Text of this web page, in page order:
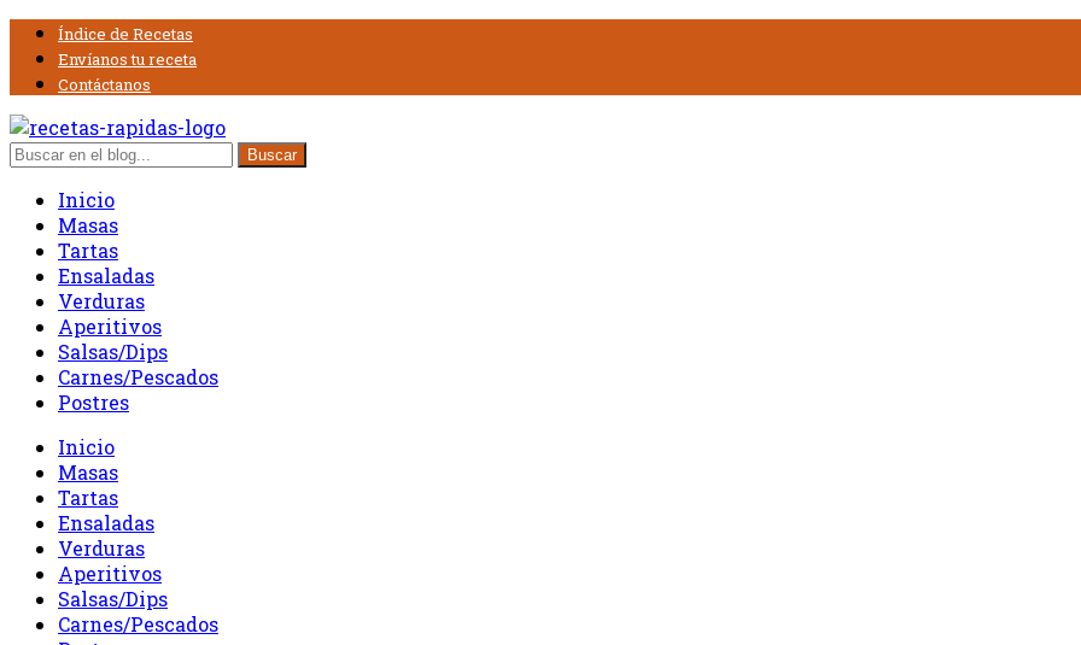
Índice de Recetas
Envíanos tu receta
Contáctanos
Inicio
Masas
Tartas
Ensaladas
Verduras
Aperitivos
Salsas/Dips
Carnes/Pescados
Postres
Inicio
Masas
Tartas
Ensaladas
Verduras
Aperitivos
Salsas/Dips
Carnes/Pescados